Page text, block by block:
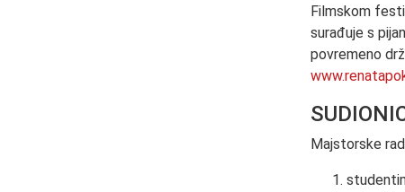
Filmskom
surađuje s
povremeno
Majstorske